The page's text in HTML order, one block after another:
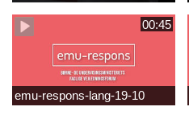
00:45
emu-respons-lang-19-10